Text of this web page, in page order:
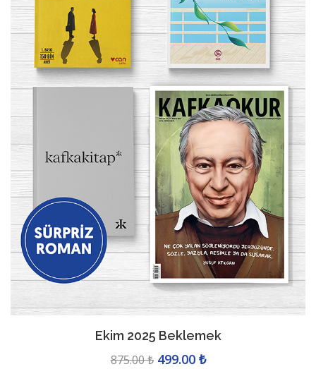
Ekim 2025 Beklemek
875.00 ₺ 499.00 ₺